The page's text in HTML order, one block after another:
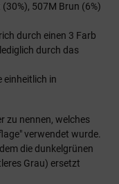
507M Brun (6%)
durch einen 3 Farb
durch das
einheitlich in
zu nennen, welches
verwendet wurde.
die dunkelgrünen
Grau) ersetzt